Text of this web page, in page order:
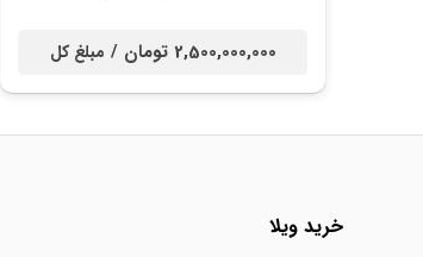
2,500,000,000 تومان / مبلغ کل
خرید ویلا